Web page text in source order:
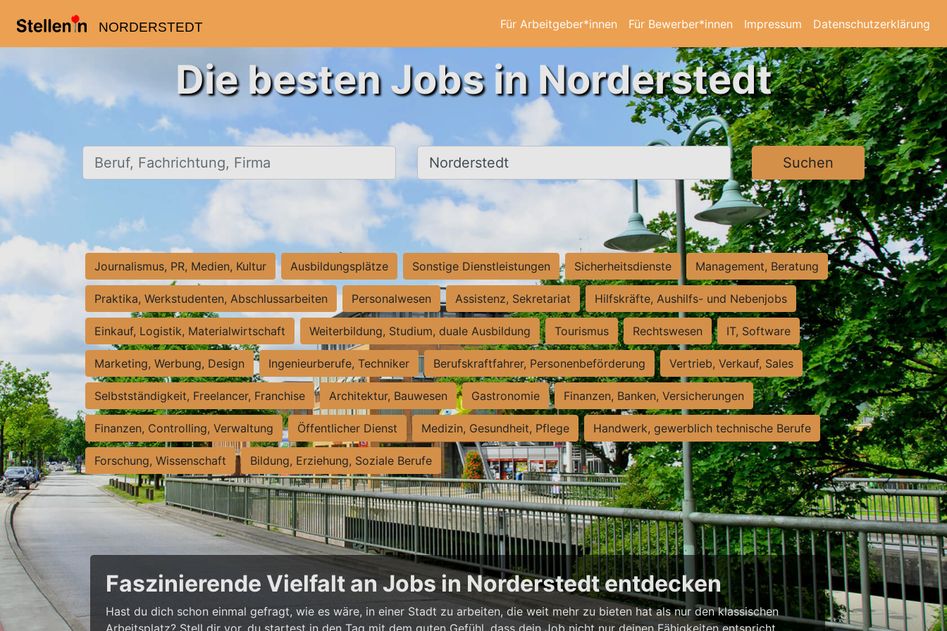
NORDERSTEDT Für Arbeitgeber*innen Für Bewerber*innen Impressum Datenschutzerklärung
Die besten Jobs in Norderstedt
Beruf, Fachrichtung, Firma Ort, Stadt Suchen
Journalismus, PR, Medien, Kultur Ausbildungsplätze Sonstige Dienstleistungen Sicherheitsdienste Management, Beratung
Praktika, Werkstudenten, Abschlussarbeiten Personalwesen Assistenz, Sekretariat Hilfskräfte, Aushilfs- und Nebenjobs
Einkauf, Logistik, Materialwirtschaft Weiterbildung, Studium, duale Ausbildung Tourismus Rechtswesen IT, Software
Marketing, Werbung, Design Ingenieurberufe, Techniker Berufskraftfahrer, Personenbeförderung Vertrieb, Verkauf, Sales
Selbstständigkeit, Freelancer, Franchise Architektur, Bauwesen Gastronomie Finanzen, Banken, Versicherungen
Finanzen, Controlling, Verwaltung Öffentlicher Dienst Medizin, Gesundheit, Pflege Handwerk, gewerblich technische Berufe
Forschung, Wissenschaft Bildung, Erziehung, Soziale Berufe
Faszinierende Vielfalt an Jobs in Norderstedt entdecken
Hast du dich schon einmal gefragt, wie es wäre, in einer Stadt zu arbeiten, die weit mehr zu bieten hat als nur den klassischen